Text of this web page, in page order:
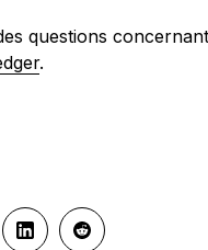
questions
.